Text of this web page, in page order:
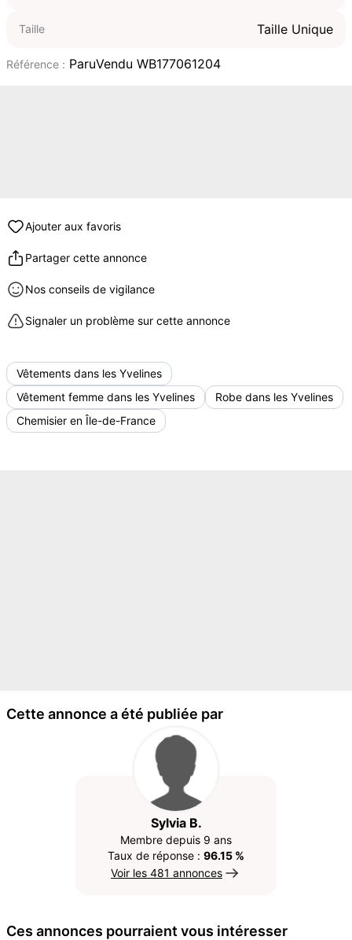
Taille Taille Unique
Référence : ParuVendu WB177061204
Ajouter aux favoris
Partager cette annonce
Nos conseils de vigilance
Signaler un problème sur cette annonce
Vêtements dans les Yvelines
Vêtement femme dans les Yvelines
Robe dans les Yvelines
Chemisier en Île-de-France
Cette annonce a été publiée par
Sylvia B.
Membre depuis 9 ans
Taux de réponse : 96.15 %
Voir les 481 annonces
Ces annonces pourraient vous intéresser